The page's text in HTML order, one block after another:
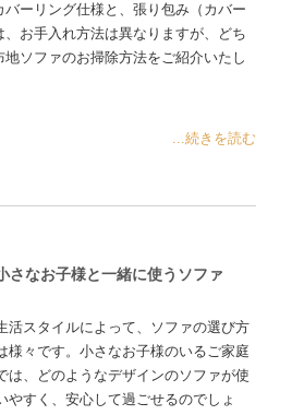
ーリング仕様と、張り包み（カバー
、お手入れ方法は異なりますが、どち
地ソファのお掃除方法をご紹介いたし
...続きを読む
さなお子様と一緒に使うソファ
活スタイルによって、ソファの選び方
様々です。小さなお子様のいるご家庭
は、どのようなデザインのソファが使
やすく、安心して過ごせるのでしょ